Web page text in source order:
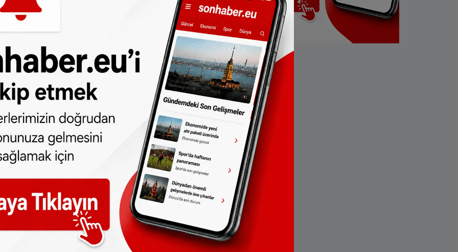
Makita akülü alet seti
seti
değerinde Dyson saç kurutma seti
hızlı karar vermeye zorlayan klasik
teklifin sınırlı süreli olduğu ya da stokların
Amaç, alıcı üzerinde aciliyet hissi
sağlamak.
gönderilen ve hesap kapatma tehdidi
Bu tür iletilerde de kullanıcıların kişisel
tıklamaları hedefleniyor.